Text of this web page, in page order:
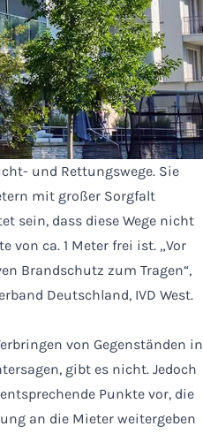
und Rettungswege. Sie
mit großer Sorgfalt
sein, dass diese Wege nicht
ca. 1 Meter frei ist. „Vor
Brandschutz zum Tragen“,
Deutschland, IVD West.
von Gegenständen in
gibt es nicht. Jedoch
Punkte vor, die
an die Mieter weitergeben